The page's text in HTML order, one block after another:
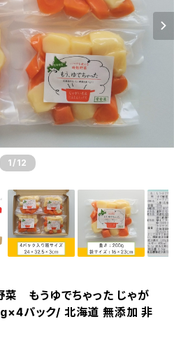
1 /12
もうゆでちゃった じゃが
パック/ 北海道 無添加 非